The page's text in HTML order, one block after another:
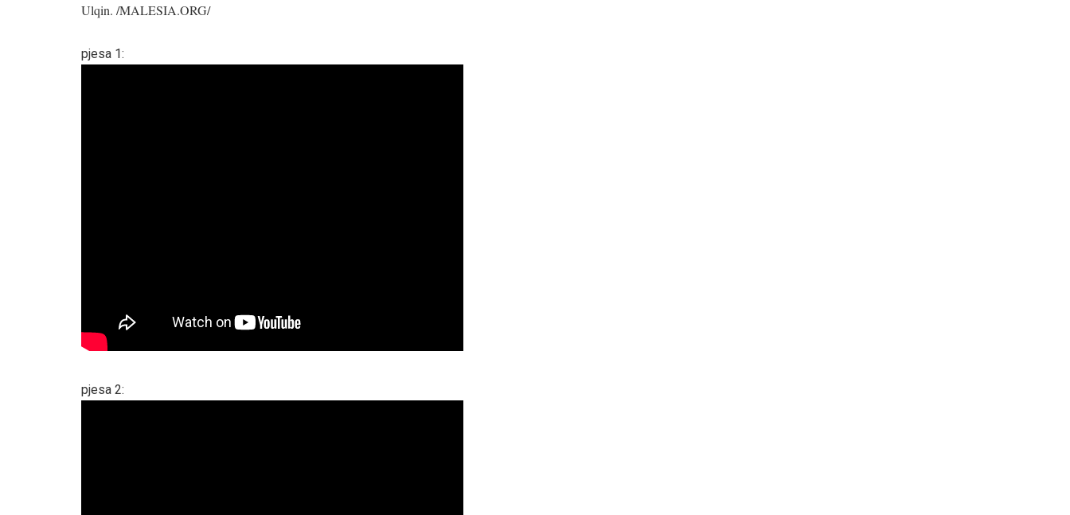
Ulqin. /MALESIA.ORG/
pjesa 1:
pjesa 2: